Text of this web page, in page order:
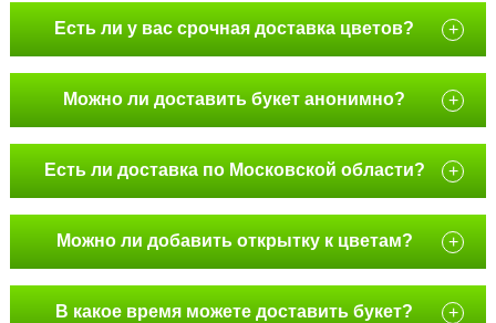
Есть ли у вас срочная доставка цветов? +
Можно ли доставить букет анонимно? +
Есть ли доставка по Московской области? +
Можно ли добавить открытку к цветам? +
В какое время можете доставить букет? +